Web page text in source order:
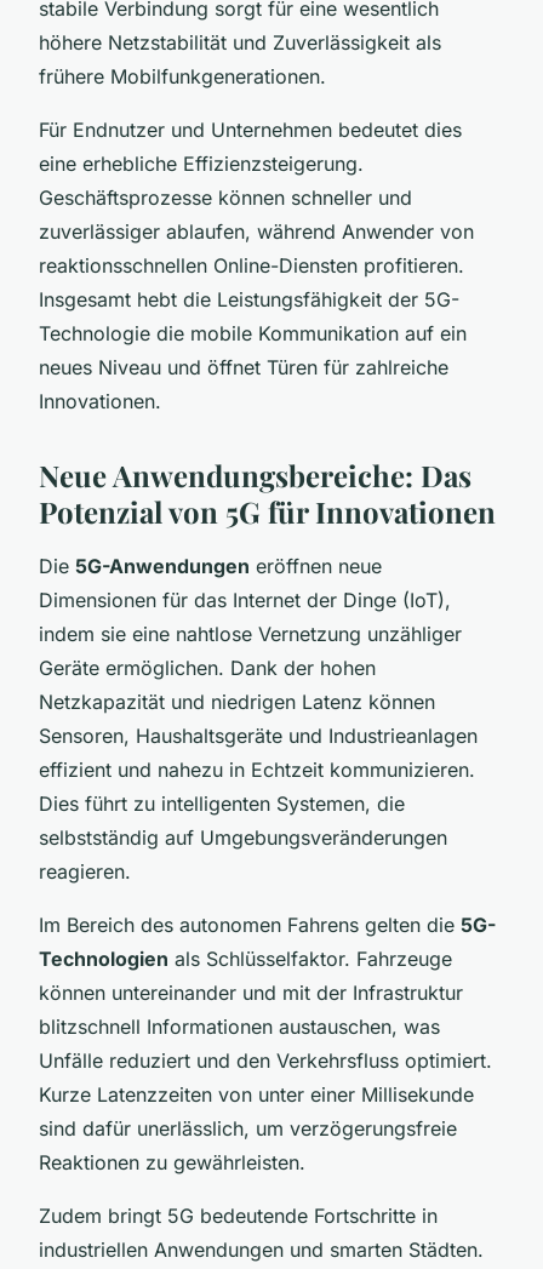
stabile Verbindung sorgt für eine wesentlich
höhere Netzstabilität und Zuverlässigkeit als
frühere Mobilfunkgenerationen.
Für Endnutzer und Unternehmen bedeutet dies
eine erhebliche Effizienzsteigerung.
Geschäftsprozesse können schneller und
zuverlässiger ablaufen, während Anwender von
reaktionsschnellen Online-Diensten profitieren.
Insgesamt hebt die Leistungsfähigkeit der 5G-
Technologie die mobile Kommunikation auf ein
neues Niveau und öffnet Türen für zahlreiche
Innovationen.
Neue Anwendungsbereiche: Das
Potenzial von 5G für Innovationen
Die 5G-Anwendungen eröffnen neue
Dimensionen für das Internet der Dinge (IoT),
indem sie eine nahtlose Vernetzung unzähliger
Geräte ermöglichen. Dank der hohen
Netzkapazität und niedrigen Latenz können
Sensoren, Haushaltsgeräte und Industrieanlagen
effizient und nahezu in Echtzeit kommunizieren.
Dies führt zu intelligenten Systemen, die
selbstständig auf Umgebungsveränderungen
reagieren.
Im Bereich des autonomen Fahrens gelten die 5G-
Technologien als Schlüsselfaktor. Fahrzeuge
können untereinander und mit der Infrastruktur
blitzschnell Informationen austauschen, was
Unfälle reduziert und den Verkehrsfluss optimiert.
Kurze Latenzzeiten von unter einer Millisekunde
sind dafür unerlässlich, um verzögerungsfreie
Reaktionen zu gewährleisten.
Zudem bringt 5G bedeutende Fortschritte in
industriellen Anwendungen und smarten Städten.